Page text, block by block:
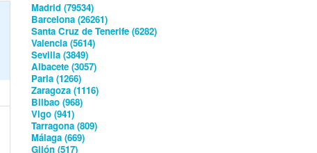
Madrid (79534)
Barcelona (26261)
Santa Cruz de Tenerife (6282)
Valencia (5614)
Sevilla (3849)
Albacete (3057)
Parla (1266)
Zaragoza (1116)
Bilbao (968)
Vigo (941)
Tarragona (809)
Málaga (669)
Gijón (517)